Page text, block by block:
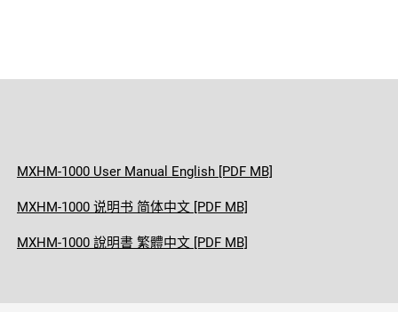
MXHM-1000 User Manual English [PDF MB]
MXHM-1000 说明书 简体中文 [PDF MB]
MXHM-1000 說明書 繁體中文 [PDF MB]